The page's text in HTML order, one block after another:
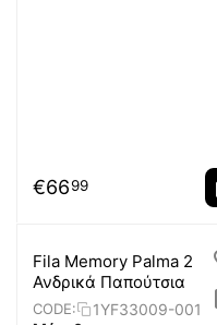
€6699
Fila Memory Palma 2
Ανδρικά Παπούτσια
CODE:
1YF33009-001